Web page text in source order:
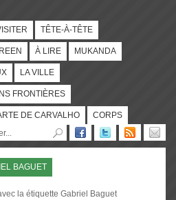
TÊTE-À-TÊTE
À LIRE MUKANDA
LA VILLE
FRONTIÈRES
DE CARVALHO CORPS
BAGUET
la étiquette Gabriel Baguet